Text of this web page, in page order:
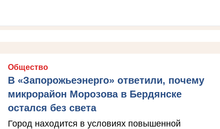
Общество
В «Запорожьеэнерго» ответили, почему
микрорайон Морозова в Бердянске
остался без света
Город находится в условиях повышенной